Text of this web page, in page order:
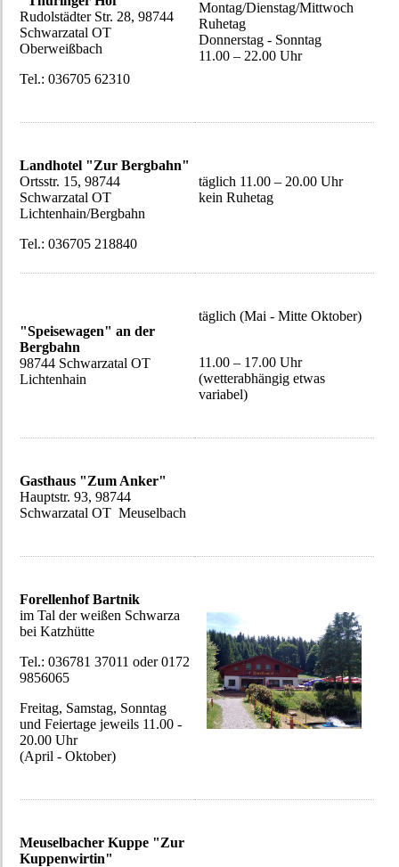
Rudolstädter Str. 28, 98744
Schwarzatal OT
Oberweißbach
Tel.: 036705 62310
Montag/Dienstag/Mittwoch
Ruhetag
Donnerstag - Sonntag
11.00 – 22.00 Uhr
Landhotel "Zur Bergbahn"
Ortsstr. 15, 98744
Schwarzatal OT
Lichtenhain/Bergbahn
Tel.: 036705 218840
täglich 11.00 – 20.00 Uhr
kein Ruhetag
"Speisewagen" an der
Bergbahn
98744 Schwarzatal OT
Lichtenhain
täglich (Mai - Mitte Oktober)
11.00 – 17.00 Uhr
(wetterabhängig etwas
variabel)
Gasthaus "Zum Anker"
Hauptstr. 93, 98744
Schwarzatal OT Meuselbach
Forellenhof Bartnik
im Tal der weißen Schwarza
bei Katzhütte
Tel.: 036781 37011 oder 0172
9856065
Freitag, Samstag, Sonntag
und Feiertage jeweils 11.00 -
20.00 Uhr
(April - Oktober)
Meuselbacher Kuppe "Zur
Kuppenwirtin"